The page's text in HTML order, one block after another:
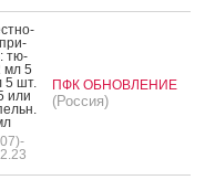
при­
тю­
мл 5
5 шт.
или
ПФК ОБНОВЛЕНИЕ
(Россия)